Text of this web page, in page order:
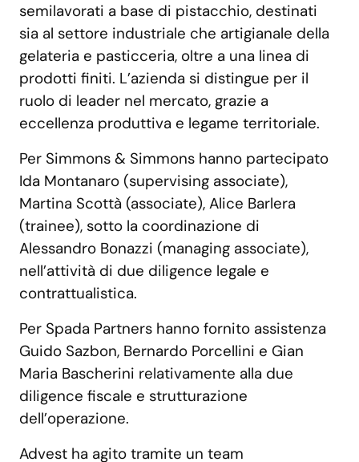
semilavorati a base di pistacchio, destinati
sia al settore industriale che artigianale della
gelateria e pasticceria, oltre a una linea di
prodotti finiti. L’azienda si distingue per il
ruolo di leader nel mercato, grazie a
eccellenza produttiva e legame territoriale.
Per Simmons & Simmons hanno partecipato
Ida Montanaro (supervising associate),
Martina Scottà (associate), Alice Barlera
(trainee), sotto la coordinazione di
Alessandro Bonazzi (managing associate),
nell’attività di due diligence legale e
contrattualistica.
Per Spada Partners hanno fornito assistenza
Guido Sazbon, Bernardo Porcellini e Gian
Maria Bascherini relativamente alla due
diligence fiscale e strutturazione
dell’operazione.
Advest ha agito tramite un team